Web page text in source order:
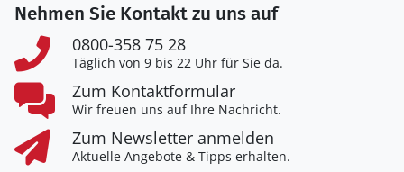
Nehmen Sie Kontakt zu uns auf
0800-358 75 28
Täglich von 9 bis 22 Uhr für Sie da.
Zum Kontaktformular
Wir freuen uns auf Ihre Nachricht.
Zum Newsletter anmelden
Aktuelle Angebote & Tipps erhalten.